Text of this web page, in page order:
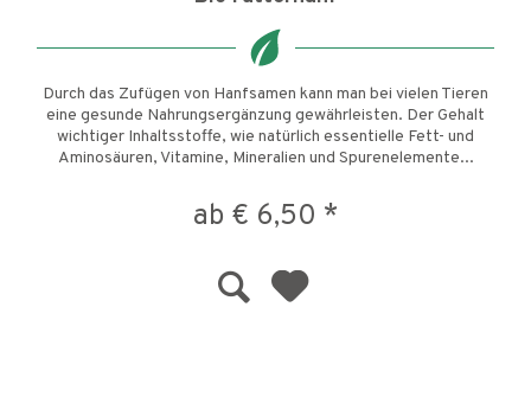
Durch das Zufügen von Hanfsamen kann man bei vielen Tieren
eine gesunde Nahrungsergänzung gewährleisten. Der Gehalt
wichtiger Inhaltsstoffe, wie natürlich essentielle Fett- und
Aminosäuren, Vitamine, Mineralien und Spurenelemente...
ab € 6,50 *